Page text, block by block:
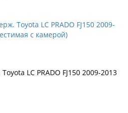
LC PRADO FJ150 2009-2013